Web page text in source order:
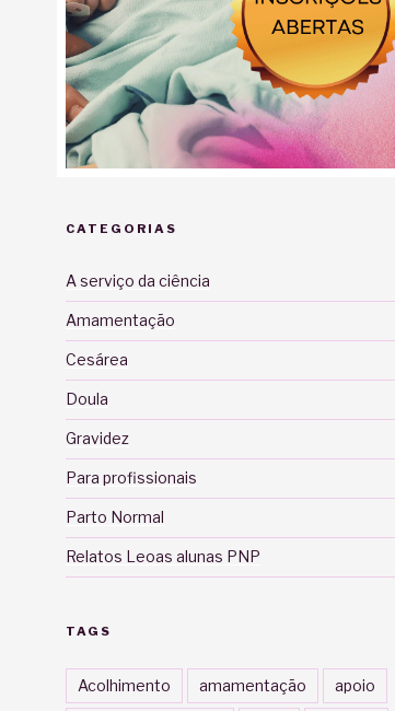
CATEGORIAS
A serviço da ciência
Amamentação
Cesárea
Doula
Gravidez
Para profissionais
Parto Normal
Relatos Leoas alunas PNP
TAGS
Acolhimento amamentação apoio